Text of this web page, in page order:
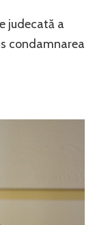
judecată a
condamnarea